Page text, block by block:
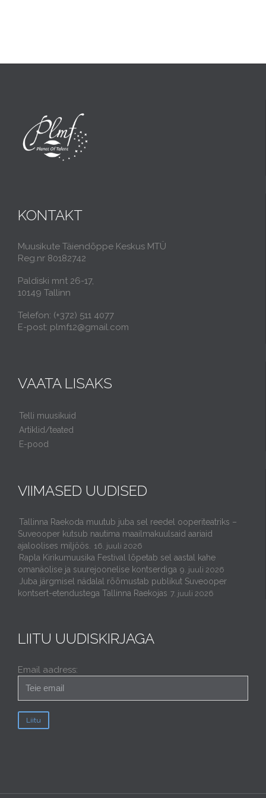
KONTAKT
Muusikute Täiendõppe Keskus MTÜ
Reg.nr 80182742
Paldiski mnt 26-17,
10149 Tallinn
Telefon: (+372) 511 4077
E-post: plmf12@gmail.com
VAATA LISAKS
Telli muusikuid
Artiklid/teated
E-pood
VIIMASED UUDISED
Tallinna Raekoda muutub juba sel reedel ooperiteatriks –
Suveooper kutsub nautima maailmakuulsaid aariaid
ajaloolises miljöös.
16. juuli 2026
Rapla Kirikumuusika Festival lõpetab sel aastal kahe
omanäolise ja suurejoonelise kontserdiga 9. juuli 2026
Juba järgmisel nädalal rõõmustab publikut Suveooper
kontsert-etendustega Tallinna Raekojas 7. juuli 2026
LIITU UUDISKIRJAGA
Email aadress: